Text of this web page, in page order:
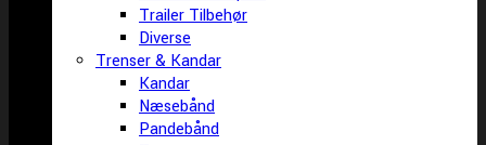
Trailer Tilbehør
Diverse
Trenser & Kandar
Kandar
Næsebånd
Pandebånd